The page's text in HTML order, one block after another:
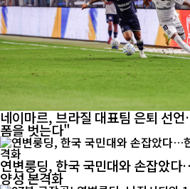
네이마르, 브라질 대표팀 은퇴 선
폼을 벗는다"
연변룽딩, 한국 국민대와 손잡았
양성 본격화